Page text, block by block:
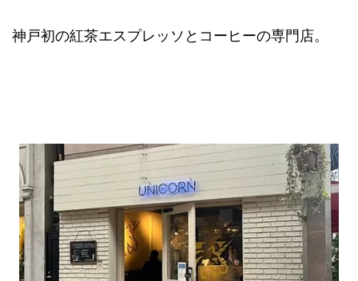
神戸初の紅茶エスプレッソとコーヒーの専門店。